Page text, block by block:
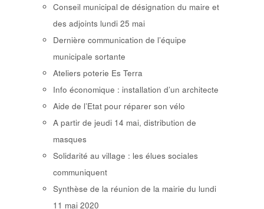
Conseil municipal de désignation du maire et
des adjoints lundi 25 mai
Dernière communication de l’équipe
municipale sortante
Ateliers poterie Es Terra
Info économique : installation d’un architecte
Aide de l’Etat pour réparer son vélo
A partir de jeudi 14 mai, distribution de
masques
Solidarité au village : les élues sociales
communiquent
Synthèse de la réunion de la mairie du lundi
11 mai 2020